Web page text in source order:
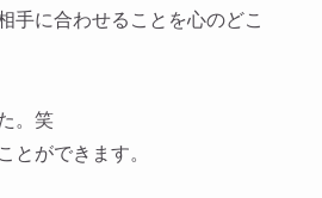
手に合わせることを心のどこ
。笑
とができます。